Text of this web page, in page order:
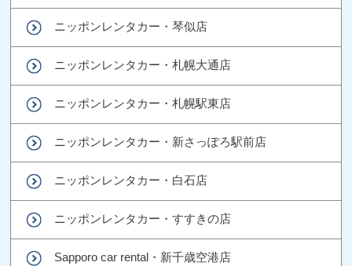
ニッポンレンタカー・琴似店
ニッポンレンタカー・札幌大通店
ニッポンレンタカー・札幌駅東店
ニッポンレンタカー・新さっぽろ駅前店
ニッポンレンタカー・白石店
ニッポンレンタカー・すすきの店
Sapporo car rental・新千歳空港店